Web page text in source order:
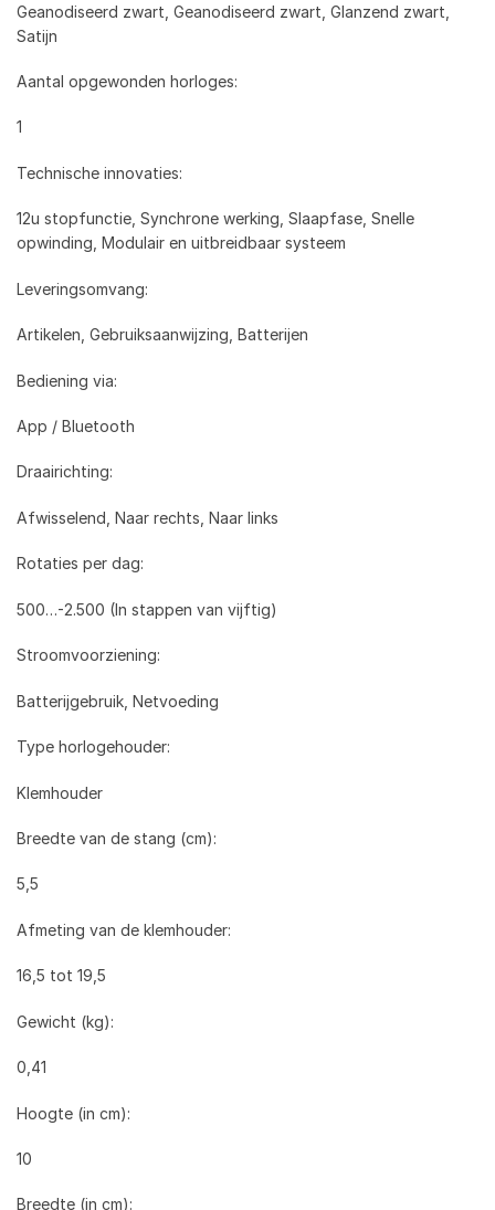
Geanodiseerd zwart, Geanodiseerd zwart, Glanzend zwart,
Satijn
Aantal opgewonden horloges:
1
Technische innovaties:
12u stopfunctie, Synchrone werking, Slaapfase, Snelle
opwinding, Modulair en uitbreidbaar systeem
Leveringsomvang:
Artikelen, Gebruiksaanwijzing, Batterijen
Bediening via:
App / Bluetooth
Draairichting:
Afwisselend, Naar rechts, Naar links
Rotaties per dag:
500…-2.500 (In stappen van vijftig)
Stroomvoorziening:
Batterijgebruik, Netvoeding
Type horlogehouder:
Klemhouder
Breedte van de stang (cm):
5,5
Afmeting van de klemhouder:
16,5 tot 19,5
Gewicht (kg):
0,41
Hoogte (in cm):
10
Breedte (in cm):